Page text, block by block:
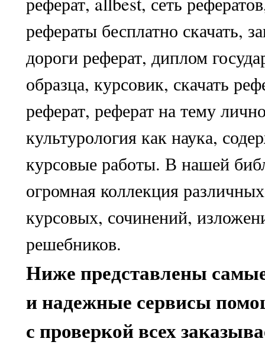
рефераты бесплатно скачать,
дороги реферат, диплом
образца, курсовик, скачать
реферат, реферат на тему
культурология как наука,
курсовые работы. В нашей
огромная коллекция
курсовых, сочинений,
решебников.
Ниже представлены
и надежные сервисы
с проверкой всех